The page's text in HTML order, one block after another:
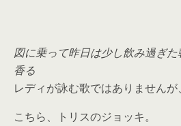
図に乗って昨日は少し飲み過ぎ
香る
レディが詠む歌ではありませんが
こちら、トリスのジョッキ。